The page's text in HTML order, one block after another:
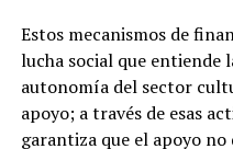
Estos mecanismos de
lucha social que entiende
autonomía del sector
apoyo; a través de esas
garantiza que el apoyo